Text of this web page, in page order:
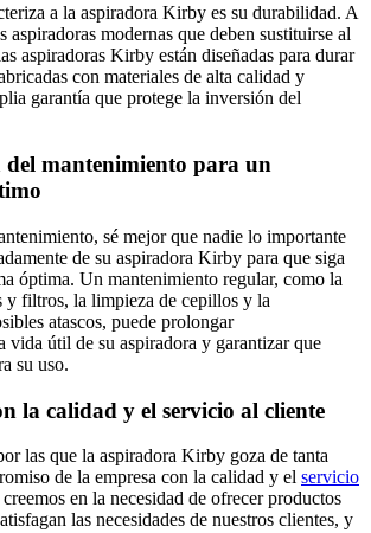
a la aspiradora Kirby es su durabilidad. A
aspiradoras modernas que deben sustituirse al
aspiradoras Kirby están diseñadas para durar
con materiales de alta calidad y
garantía que protege la inversión del
mantenimiento para un
sé mejor que nadie lo importante
de su aspiradora Kirby para que siga
óptima. Un mantenimiento regular, como la
y filtros, la limpieza de cepillos y la
atascos, puede prolongar
vida útil de su aspiradora y garantizar que
su uso.
la calidad y el servicio al cliente
las que la aspiradora Kirby goza de tanta
de la empresa con la calidad y el servicio
en la necesidad de ofrecer productos
las necesidades de nuestros clientes, y